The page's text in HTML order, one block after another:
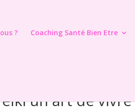
? Coaching Santé Bien Etre
un art de vivre